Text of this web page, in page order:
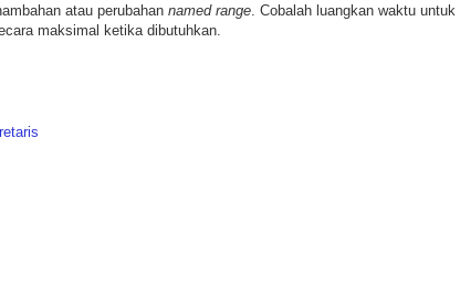
atau perubahan named range . Cobalah luangkan waktu untuk
maksimal ketika dibutuhkan.